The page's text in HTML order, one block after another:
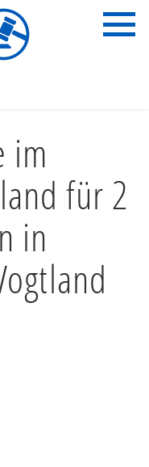
Menü
im
für 2
in